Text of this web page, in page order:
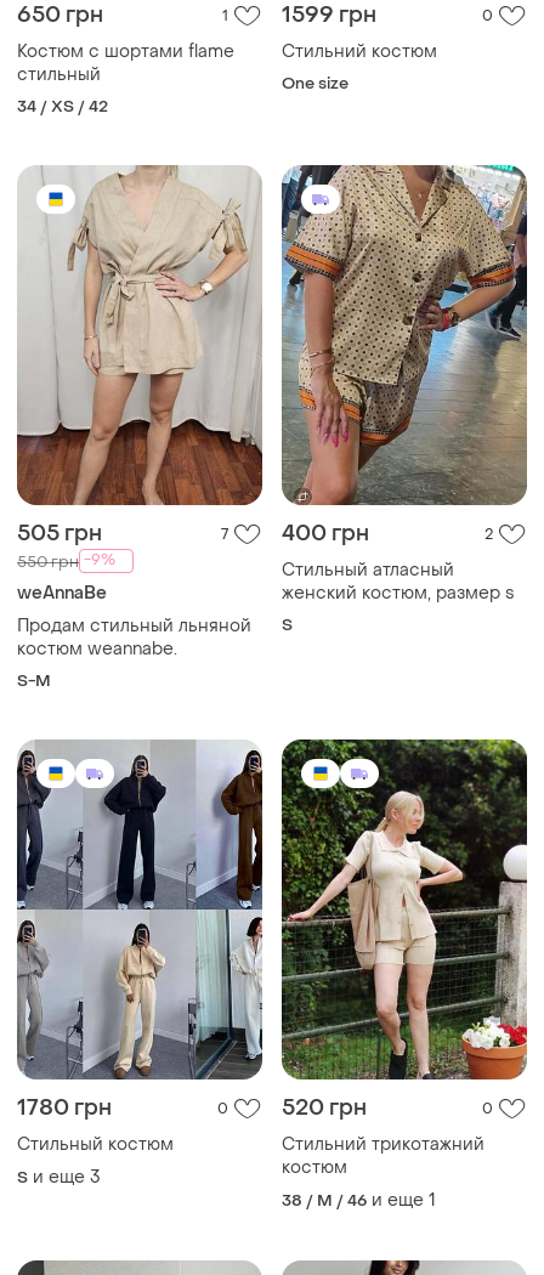
650 грн 1
Костюм с шортами flame
стильный
34 / XS / 42
1599 грн 0
Стильний костюм
One size
505 грн 7
550 грн -9%
weAnnaBe
Продам стильный льняной
костюм weannabe.
S-M
400 грн 2
Стильный атласный
женский костюм, размер s
S
1780 грн 0
Стильный костюм
S и еще 3
520 грн 0
Стильний трикотажний
костюм
38 / M / 46 и еще 1